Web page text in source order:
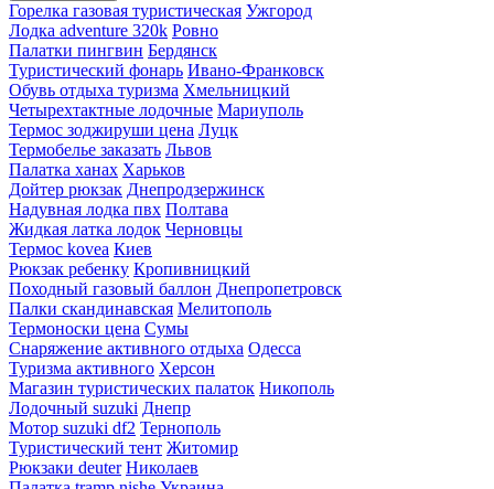
Горелка газовая туристическая Ужгород
Лодка adventure 320k Ровно
Палатки пингвин Бердянск
Туристический фонарь Ивано-Франковск
Обувь отдыха туризма Хмельницкий
Четырехтактные лодочные Мариуполь
Термос зоджируши цена Луцк
Термобелье заказать Львов
Палатка ханах Харьков
Дойтер рюкзак Днепродзержинск
Надувная лодка пвх Полтава
Жидкая латка лодок Черновцы
Термос kovea Киев
Рюкзак ребенку Кропивницкий
Походный газовый баллон Днепропетровск
Палки скандинавская Мелитополь
Термоноски цена Сумы
Снаряжение активного отдыха Одесса
Туризма активного Херсон
Магазин туристических палаток Никополь
Лодочный suzuki Днепр
Мотор suzuki df2 Тернополь
Туристический тент Житомир
Рюкзаки deuter Николаев